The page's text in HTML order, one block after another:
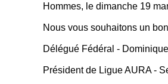
Hommes, le dimanche 19
Nous vous souhaitons un
Délégué Fédéral -
Président de Ligue AURA -